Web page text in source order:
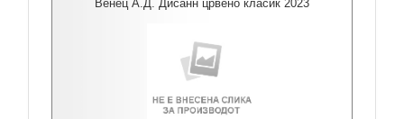
Венец А.Д. Дисанн црвено класик 2023